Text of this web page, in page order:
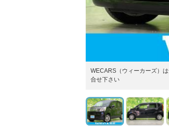
WECARS（ウィーカーズ）
合せ下さい